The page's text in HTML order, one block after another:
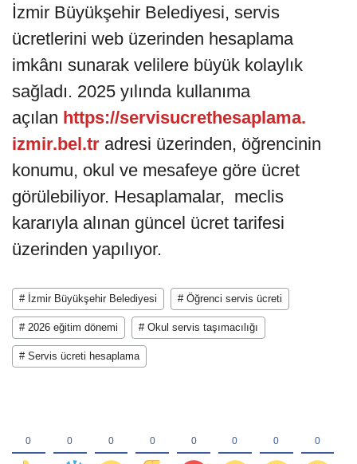
İzmir Büyükşehir Belediyesi, servis
ücretlerini web üzerinden hesaplama
imkânı sunarak velilere büyük kolaylık
sağladı. 2025 yılında kullanıma
açılan https://servisucrethesaplama.
izmir.bel.tr adresi üzerinden, öğrencinin
konumu, okul ve mesafeye göre ücret
görülebiliyor. Hesaplamalar, meclis
kararıyla alınan güncel ücret tarifesi
üzerinden yapılıyor.
# İzmir Büyükşehir Belediyesi # Öğrenci servis ücreti
# 2026 eğitim dönemi # Okul servis taşımacılığı
# Servis ücreti hesaplama